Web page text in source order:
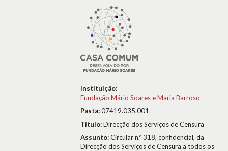
Instituição:
Fundação Mário Soares e Maria Barroso
Pasta:07419.035.001
Título:Direcção dos Serviços de Censura
Assunto:Circular n.º 318, confidencial, da
Direcção dos Serviços de Censura a todos os